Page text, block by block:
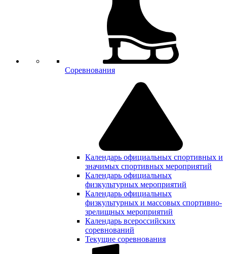
Соревнования
Календарь официальных спортивных и
значимых спортивных мероприятий
Календарь официальных
физкультурных мероприятий
Календарь официальных
физкультурных и массовых спортивно-
зрелищных мероприятий
Календарь всероссийских
соревнований
Текущие соревнования